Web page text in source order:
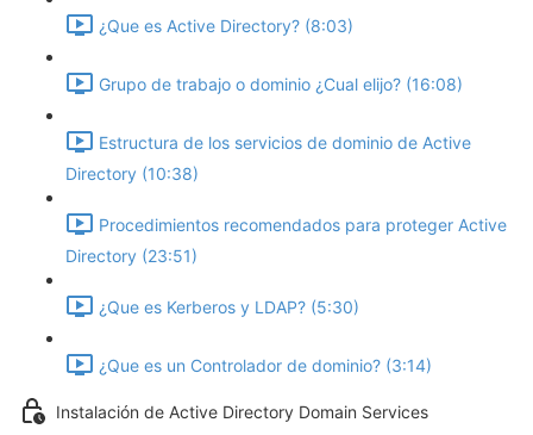
¿Que es Active Directory? (8:03)
Grupo de trabajo o dominio ¿Cual elijo? (16:08)
Estructura de los servicios de dominio de Active
Directory (10:38)
Procedimientos recomendados para proteger Active
Directory (23:51)
¿Que es Kerberos y LDAP? (5:30)
¿Que es un Controlador de dominio? (3:14)
Instalación de Active Directory Domain Services